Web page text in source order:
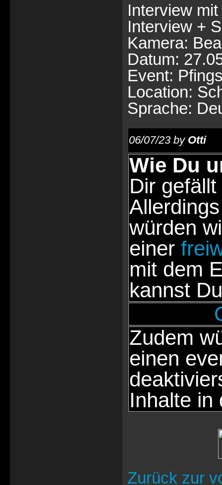
Interview
Interview +
Kamera: Bea
Datum:
Event:
Location:
Sprache:
06/07/23 by Otti
Wie Du
Dir
würden
einer
mit dem
kannst
Zudem
einen
Inhalte in
Zurück zur